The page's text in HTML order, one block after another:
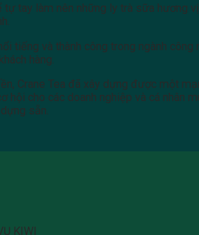
tay làm nên những ly trà sữa hương
tiếng và thành công trong ngành
hàng.
Crane Tea đã xây dựng được một
hội cho các doanh nghiệp và cá nhân
sẵn.
KIWI